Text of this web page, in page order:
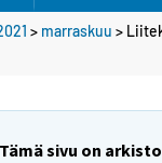
> marraskuu >
Tämä sivu on